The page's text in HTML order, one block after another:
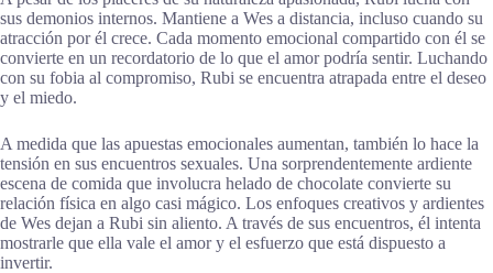
sus demonios internos. Mantiene a Wes a distancia, incluso cuando su
atracción por él crece. Cada momento emocional compartido con él se
convierte en un recordatorio de lo que el amor podría sentir. Luchando
con su fobia al compromiso, Rubi se encuentra atrapada entre el deseo
y el miedo.
A medida que las apuestas emocionales aumentan, también lo hace la
tensión en sus encuentros sexuales. Una sorprendentemente ardiente
escena de comida que involucra helado de chocolate convierte su
relación física en algo casi mágico. Los enfoques creativos y ardientes
de Wes dejan a Rubi sin aliento. A través de sus encuentros, él intenta
mostrarle que ella vale el amor y el esfuerzo que está dispuesto a
invertir.